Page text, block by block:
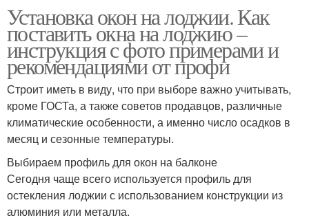
Установка окон на лоджии. Как
поставить окна на лоджию –
инструкция с фото примерами и
рекомендациями от профи
Строит иметь в виду, что при выборе важно учитывать,
кроме ГОСТа, а также советов продавцов, различные
климатические особенности, а именно число осадков в
месяц и сезонные температуры.
Выбираем профиль для окон на балконе
Сегодня чаще всего используется профиль для
остекления лоджии с использованием конструкции из
алюминия или металла.